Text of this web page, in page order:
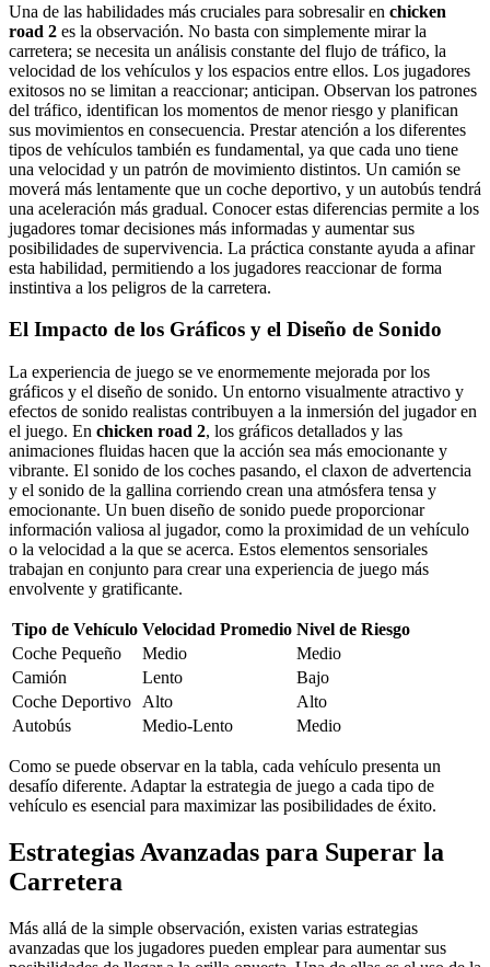
Una de las habilidades más cruciales para sobresalir en chicken
road 2 es la observación. No basta con simplemente mirar la
carretera; se necesita un análisis constante del flujo de tráfico, la
velocidad de los vehículos y los espacios entre ellos. Los jugadores
exitosos no se limitan a reaccionar; anticipan. Observan los patrones
del tráfico, identifican los momentos de menor riesgo y planifican
sus movimientos en consecuencia. Prestar atención a los diferentes
tipos de vehículos también es fundamental, ya que cada uno tiene
una velocidad y un patrón de movimiento distintos. Un camión se
moverá más lentamente que un coche deportivo, y un autobús tendrá
una aceleración más gradual. Conocer estas diferencias permite a los
jugadores tomar decisiones más informadas y aumentar sus
posibilidades de supervivencia. La práctica constante ayuda a afinar
esta habilidad, permitiendo a los jugadores reaccionar de forma
instintiva a los peligros de la carretera.
El Impacto de los Gráficos y el Diseño de Sonido
La experiencia de juego se ve enormemente mejorada por los
gráficos y el diseño de sonido. Un entorno visualmente atractivo y
efectos de sonido realistas contribuyen a la inmersión del jugador en
el juego. En chicken road 2, los gráficos detallados y las
animaciones fluidas hacen que la acción sea más emocionante y
vibrante. El sonido de los coches pasando, el claxon de advertencia
y el sonido de la gallina corriendo crean una atmósfera tensa y
emocionante. Un buen diseño de sonido puede proporcionar
información valiosa al jugador, como la proximidad de un vehículo
o la velocidad a la que se acerca. Estos elementos sensoriales
trabajan en conjunto para crear una experiencia de juego más
envolvente y gratificante.
Tipo de Vehículo Velocidad Promedio Nivel de Riesgo
Coche Pequeño
Medio
Medio
Camión
Lento
Bajo
Coche Deportivo
Alto
Alto
Autobús
Medio-Lento Medio
Como se puede observar en la tabla, cada vehículo presenta un
desafío diferente. Adaptar la estrategia de juego a cada tipo de
vehículo es esencial para maximizar las posibilidades de éxito.
Estrategias Avanzadas para Superar la
Carretera
Más allá de la simple observación, existen varias estrategias
avanzadas que los jugadores pueden emplear para aumentar sus